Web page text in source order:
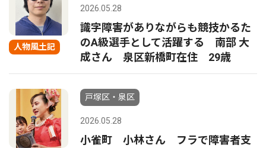
人物風土記
2026.05.28
識字障害がありながらも競技かるた
のA級選手として活躍する 南部 大
成さん 泉区新橋町在住 29歳
戸塚区・泉区
2026.05.28
小雀町 小林さん フラで障害者支